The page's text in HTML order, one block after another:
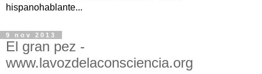
hispanohablante...
9 nov 2013
El gran pez -
www.lavozdelaconsciencia.org